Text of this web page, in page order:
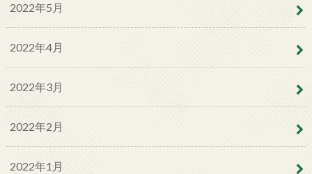
2022年5月
2022年4月
2022年3月
2022年2月
2022年1月